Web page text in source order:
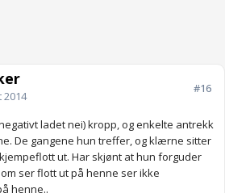
2014
#16
ladet nei) kropp, og enkelte antrekk
De gangene hun treffer, og klærne sitter
ut. Har skjønt at hun forguder
ser flott ut på henne ser ikke
henne..